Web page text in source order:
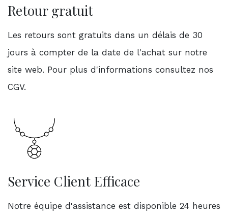
Retour gratuit
Les retours sont gratuits dans un délais de 30
jours à compter de la date de l'achat sur notre
site web. Pour plus d'informations consultez nos
CGV.
Service Client Efficace
Notre équipe d'assistance est disponible 24 heures